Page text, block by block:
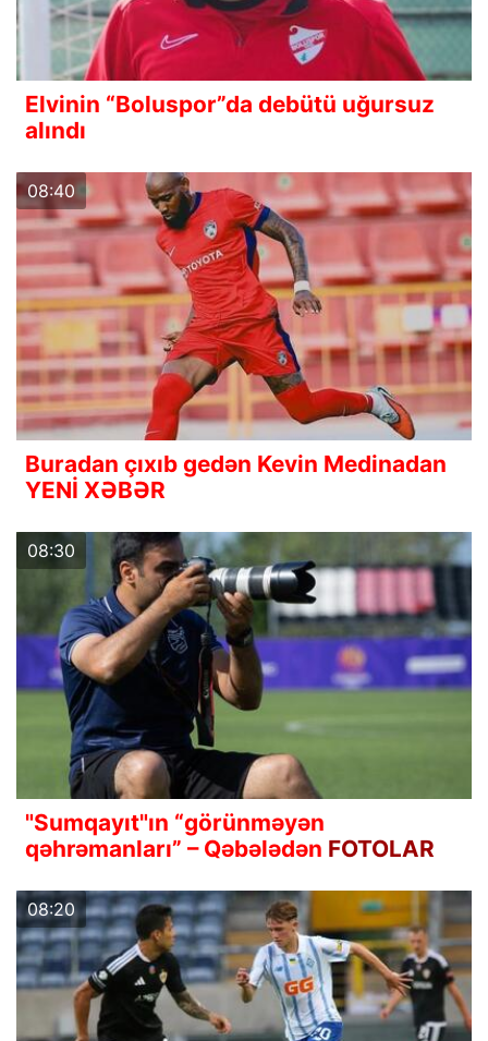
Elvinin “Boluspor”da debütü uğursuz
alındı
08:40
Buradan çıxıb gedən Kevin Medinadan
YENİ XƏBƏR
08:30
"Sumqayıt"ın “görünməyən
qəhrəmanları” – Qəbələdən FOTOLAR
08:20